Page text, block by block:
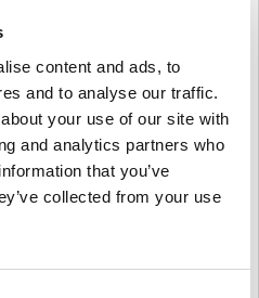
content and ads, to
and to analyse our traffic.
your use of our site with
and analytics partners who
that you’ve
collected from your use
eccellente supporto clienti
fossero problemi o domande
Hellraid PC (STEAM) WW.
che comprende solo 3 passaggi
o questionario da compilare e
e un metodo di pagamento
di acquisto di Dying Light:
veloce e facile.